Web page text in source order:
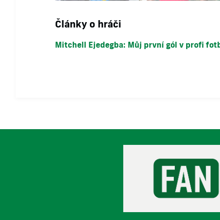
Články o hráči
Mitchell Ejedegba: Můj první gól v profi